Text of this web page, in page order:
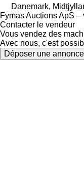
Danemark,
Fymas Auctions ApS
Contacter le vendeur
Vous vendez des
Avec nous, c'est
Déposer une annonce